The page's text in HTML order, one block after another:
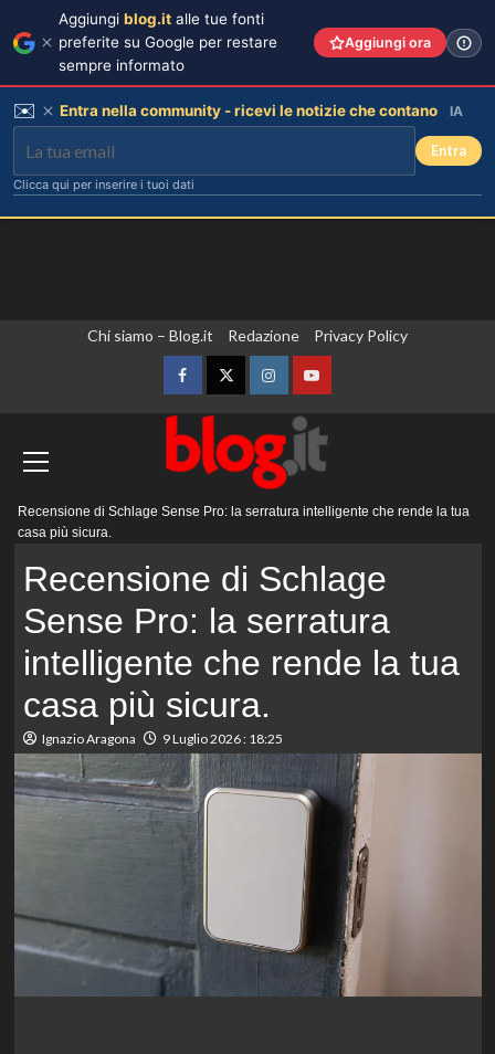
Chi siamo – Blog.it Redazione Privacy Policy
FacebookTwitterInstagramYouTube
principale
Recensione di Schlage Sense Pro: la serratura intelligente che rende la tua
casa più sicura.
Recensione di Schlage
Sense Pro: la serratura
intelligente che rende la tua
casa più sicura.
Ignazio Aragona 9 Luglio 2026 : 18:25
Aggiungi blog.it alle tue fonti
preferite su Google per restare
sempre informato
Aggiungi ora
✉️ Entra nella community - ricevi le notizie che contano IA
Entra
Clicca qui per inserire i tuoi dati